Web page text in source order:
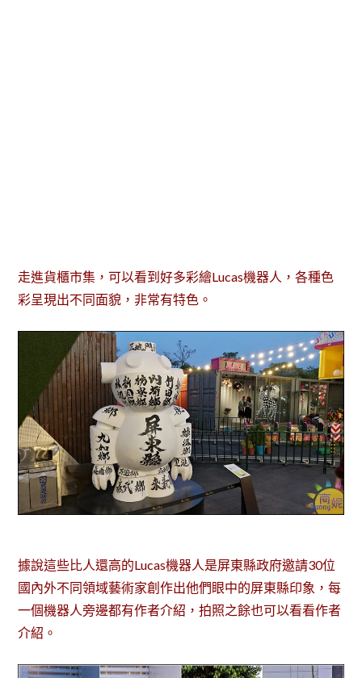
走進貨櫃市集，可以看到好多彩繪Lucas機器人，各種色
彩呈現出不同面貌，非常有特色。
據說這些比人還高的Lucas機器人是屏東縣政府邀請30位
國內外不同領域藝術家創作出他們眼中的屏東縣印象，每
一個機器人旁邊都有作者介紹，拍照之餘也可以看看作者
介紹。